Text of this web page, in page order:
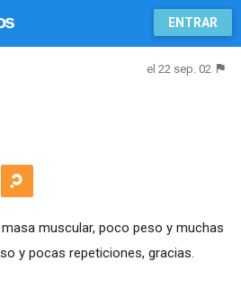
ENTRAR
el 22 sep. 02
muscular, poco peso y muchas
y pocas repeticiones, gracias.